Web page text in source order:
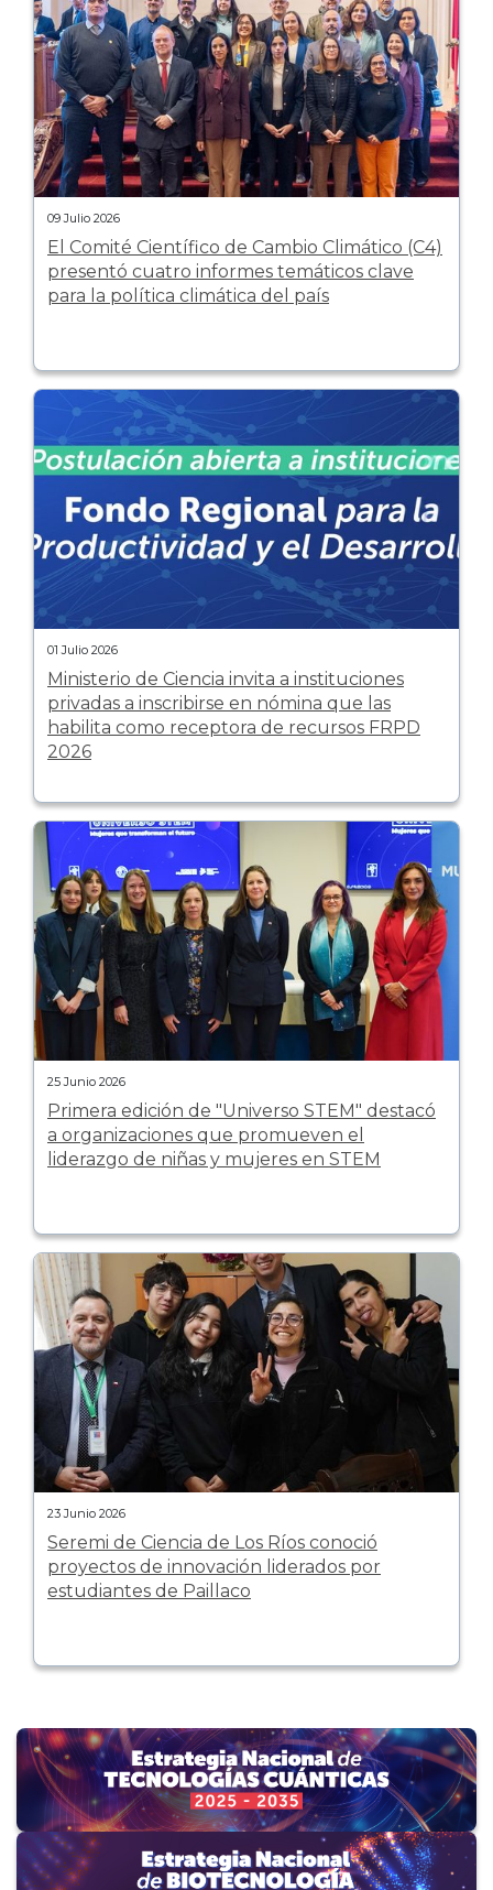
09 Julio 2026
El Comité Científico de Cambio Climático (C4)
presentó cuatro informes temáticos clave
para la política climática del país
01 Julio 2026
Ministerio de Ciencia invita a instituciones
privadas a inscribirse en nómina que las
habilita como receptora de recursos FRPD
2026
25 Junio 2026
Primera edición de "Universo STEM" destacó
a organizaciones que promueven el
liderazgo de niñas y mujeres en STEM
23 Junio 2026
Seremi de Ciencia de Los Ríos conoció
proyectos de innovación liderados por
estudiantes de Paillaco